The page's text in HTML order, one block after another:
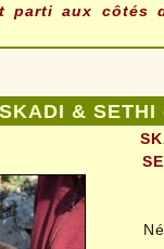
parti aux côtés
SKADI &